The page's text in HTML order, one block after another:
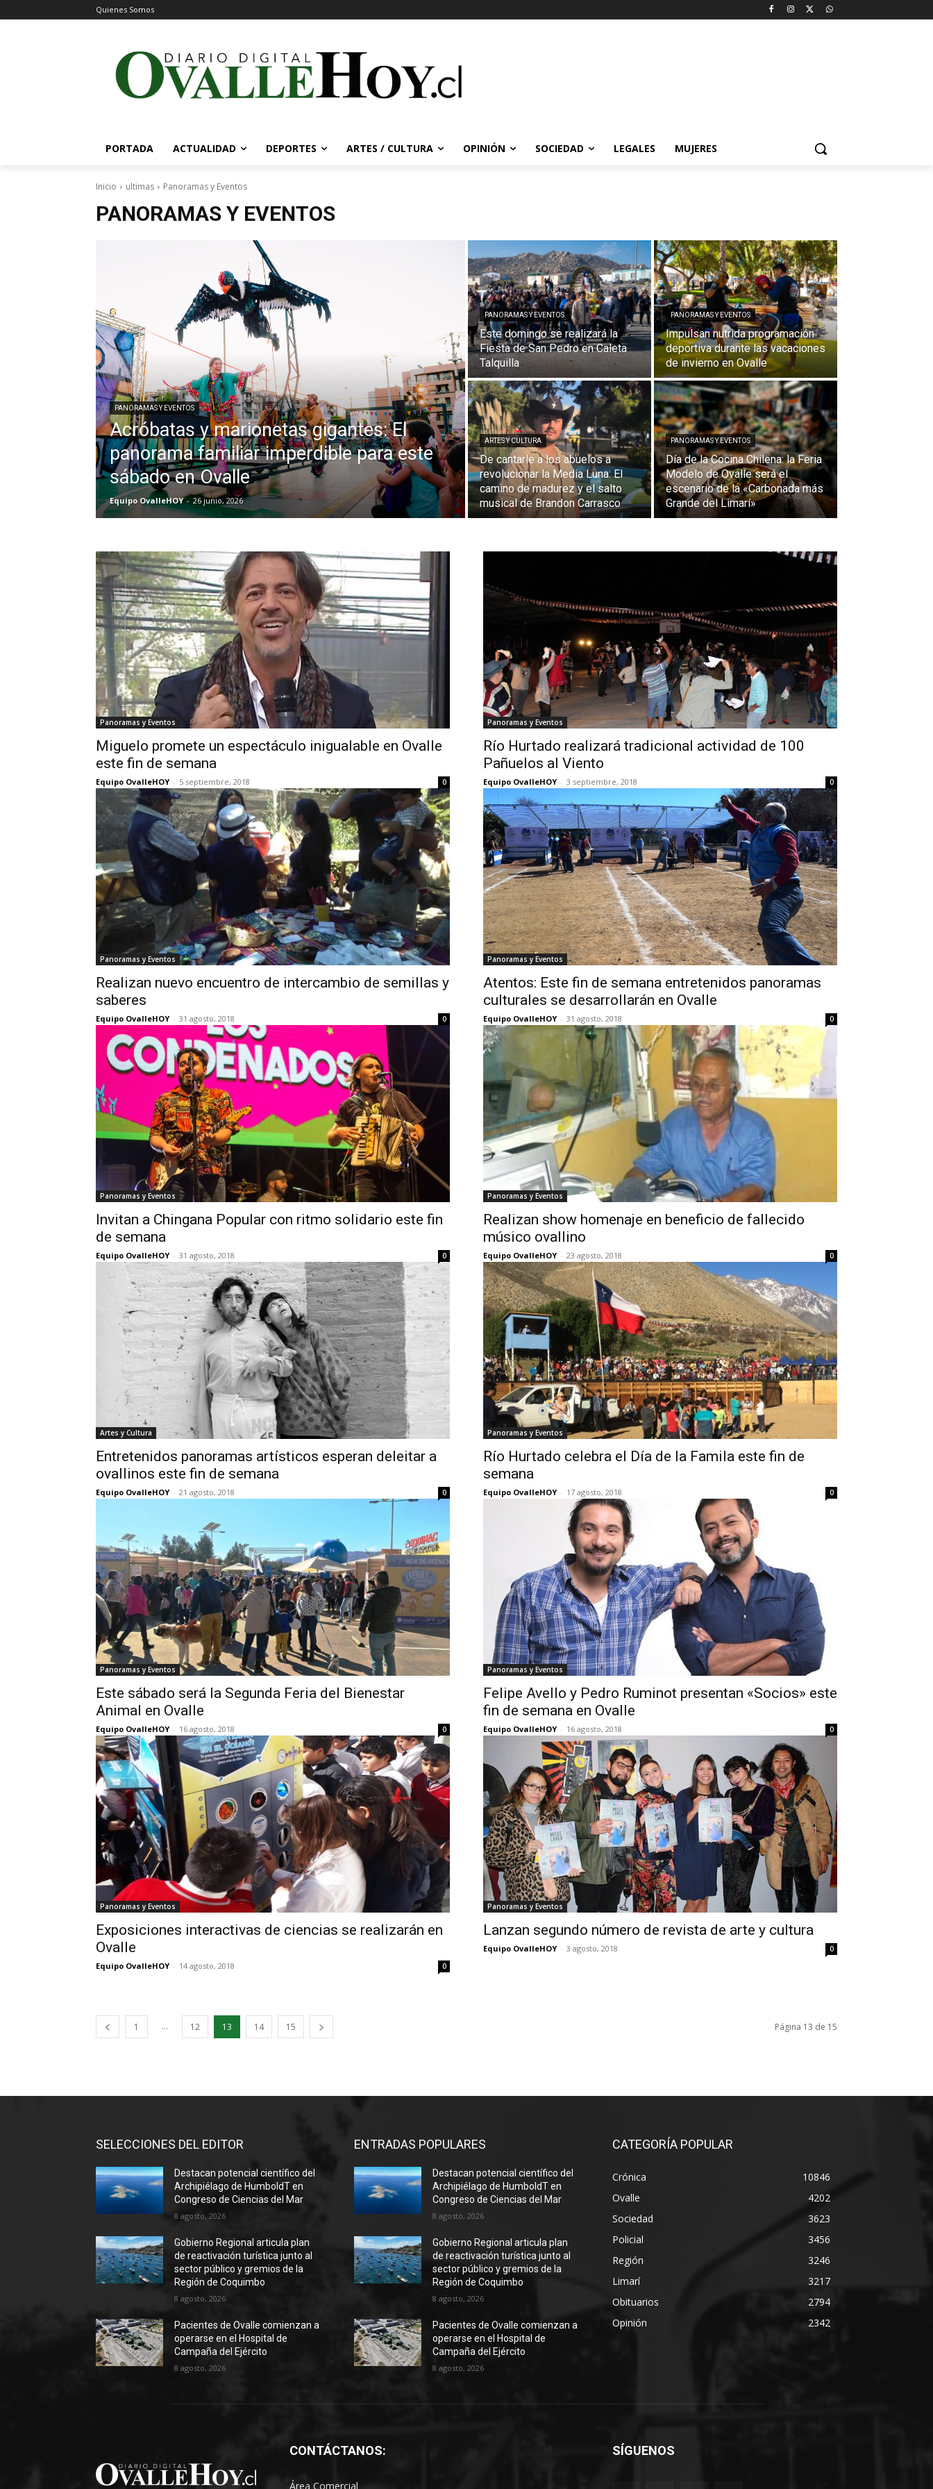
Quienes Somos
PORTADA ACTUALIDAD DEPORTES ARTES / CULTURA OPINIÓN SOCIEDAD LEGALES MUJERES
Inicio ultimas Panoramas y Eventos
PANORAMAS Y EVENTOS
PANORAMAS Y EVENTOS
Acróbatas y marionetas gigantes: El
panorama familiar imperdible para este
sábado en Ovalle
Equipo OvalleHOY - 26 junio, 2026
PANORAMAS Y EVENTOS
Este domingo se realizará la
Fiesta de San Pedro en Caleta
Talquilla
PANORAMAS Y EVENTOS
Impulsan nutrida programación
deportiva durante las vacaciones
de invierno en Ovalle
ARTES Y CULTURA
De cantarle a los abuelos a
revolucionar la Media Luna: El
camino de madurez y el salto
musical de Brandon Carrasco
PANORAMAS Y EVENTOS
Día de la Cocina Chilena: la Feria
Modelo de Ovalle será el
escenario de la «Carbonada más
Grande del Limarí»
Panoramas y Eventos
Miguelo promete un espectáculo inigualable en Ovalle
este fin de semana
Equipo OvalleHOY - 5 septiembre, 2018 0
Panoramas y Eventos
Río Hurtado realizará tradicional actividad de 100
Pañuelos al Viento
Equipo OvalleHOY - 3 septiembre, 2018 0
Panoramas y Eventos
Realizan nuevo encuentro de intercambio de semillas y
saberes
Equipo OvalleHOY - 31 agosto, 2018 0
Panoramas y Eventos
Atentos: Este fin de semana entretenidos panoramas
culturales se desarrollarán en Ovalle
Equipo OvalleHOY - 31 agosto, 2018 0
Panoramas y Eventos
Invitan a Chingana Popular con ritmo solidario este fin
de semana
Equipo OvalleHOY - 31 agosto, 2018 0
Panoramas y Eventos
Realizan show homenaje en beneficio de fallecido
músico ovallino
Equipo OvalleHOY - 23 agosto, 2018 0
Artes y Cultura
Entretenidos panoramas artísticos esperan deleitar a
ovallinos este fin de semana
Equipo OvalleHOY - 21 agosto, 2018 0
Panoramas y Eventos
Río Hurtado celebra el Día de la Famila este fin de
semana
Equipo OvalleHOY - 17 agosto, 2018 0
Panoramas y Eventos
Este sábado será la Segunda Feria del Bienestar
Animal en Ovalle
Equipo OvalleHOY - 16 agosto, 2018 0
Panoramas y Eventos
Felipe Avello y Pedro Ruminot presentan «Socios» este
fin de semana en Ovalle
Equipo OvalleHOY - 16 agosto, 2018 0
Panoramas y Eventos
Exposiciones interactivas de ciencias se realizarán en
Ovalle
Equipo OvalleHOY - 14 agosto, 2018 0
Panoramas y Eventos
Lanzan segundo número de revista de arte y cultura
Equipo OvalleHOY - 3 agosto, 2018 0
1 ... 12 13 14 15 Página 13 de 15
SELECCIONES DEL EDITOR
Destacan potencial científico del
Archipiélago de HumboldT en
Congreso de Ciencias del Mar
8 agosto, 2026
Gobierno Regional articula plan
de reactivación turística junto al
sector público y gremios de la
Región de Coquimbo
8 agosto, 2026
Pacientes de Ovalle comienzan a
operarse en el Hospital de
Campaña del Ejército
8 agosto, 2026
ENTRADAS POPULARES
Destacan potencial científico del
Archipiélago de HumboldT en
Congreso de Ciencias del Mar
8 agosto, 2026
Gobierno Regional articula plan
de reactivación turística junto al
sector público y gremios de la
Región de Coquimbo
8 agosto, 2026
Pacientes de Ovalle comienzan a
operarse en el Hospital de
Campaña del Ejército
8 agosto, 2026
CATEGORÍA POPULAR
Crónica
10846
Ovalle
4202
Sociedad
3623
Policial
3456
Región
3246
Limarí
3217
Obituarios
2794
Opinión
2342
CONTÁCTANOS:
Área Comercial
SÍGUENOS